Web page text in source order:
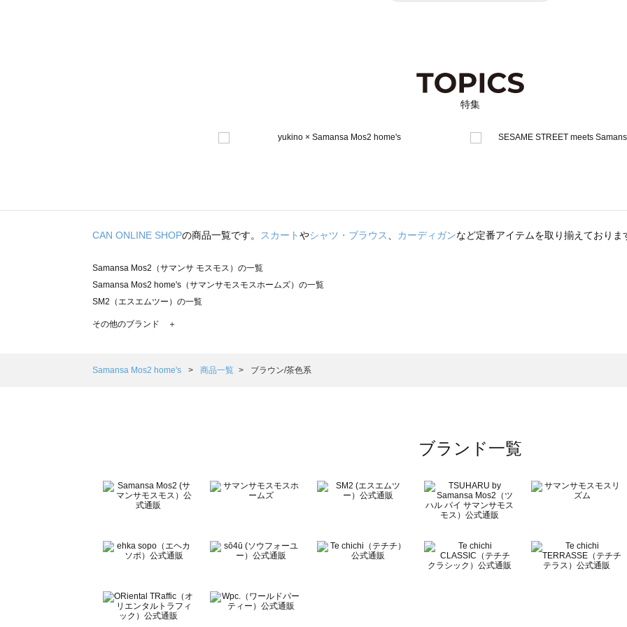
特集
CAN ONLINE SHOPの商品一覧です。 スカートやシャツ・ブラウス、 カーディガンなど定番アイテムを取り揃えておりま
Samansa Mos2（サマンサ モスモス）の一覧
Samansa Mos2 home's（サマンサモスモスホームズ）の一覧
SM2（エスエムツー）の一覧
TSUHARU by Samansa Mos2（ツハルバイサマンサモスモス）の一覧
Samansa Mos2 Lagom（サマンサモスモス ラーゴム）の一覧
BETTY'S BLUE（べティーズブルー）の一覧
Wpc.（ワールドパーティー）の一覧
その他のブランド ＋
Samansa Mos2 home's 商品一覧 ブラウン/茶色系
ブランド一覧